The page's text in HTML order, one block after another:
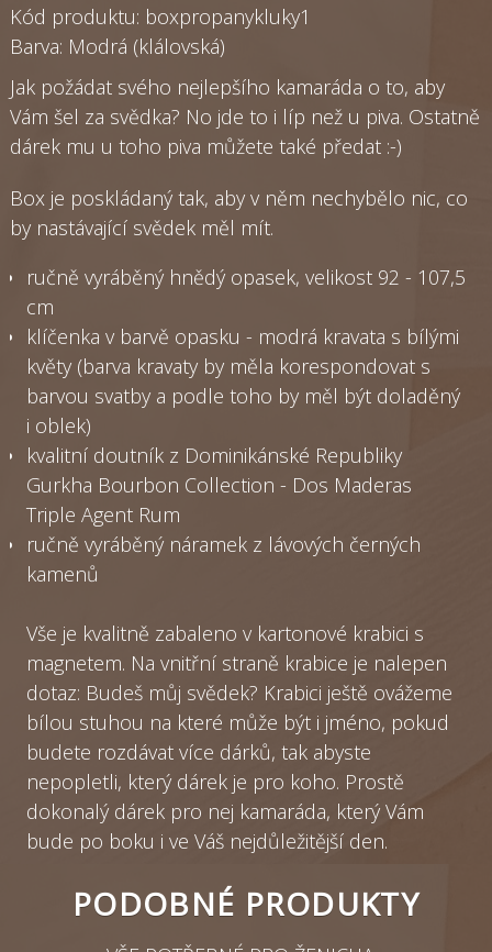
Kód produktu: boxpropanykluky1
Barva: Modrá (klálovská)
Jak požádat svého nejlepšího kamaráda o to, aby
Vám šel za svědka? No jde to i líp než u piva. Ostatně
dárek mu u toho piva můžete také předat :-)
Box je poskládaný tak, aby v něm nechybělo nic, co
by nastávající svědek měl mít.
ručně vyráběný hnědý opasek, velikost 92 - 107,5
cm
klíčenka v barvě opasku - modrá kravata s bílými
květy (barva kravaty by měla korespondovat s
barvou svatby a podle toho by měl být doladěný
i oblek)
kvalitní doutník z Dominikánské Republiky
Gurkha Bourbon Collection - Dos Maderas
Triple Agent Rum
ručně vyráběný náramek z lávových černých
kamenů
Vše je kvalitně zabaleno v kartonové krabici s
magnetem. Na vnitřní straně krabice je nalepen
dotaz: Budeš můj svědek? Krabici ještě ovážeme
bílou stuhou na které může být i jméno, pokud
budete rozdávat více dárků, tak abyste
nepopletli, který dárek je pro koho. Prostě
dokonalý dárek pro nej kamaráda, který Vám
bude po boku i ve Váš nejdůležitější den.
PODOBNÉ PRODUKTY